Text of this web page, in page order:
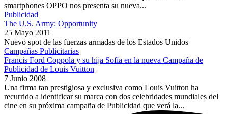
smartphones OPPO nos presenta su nueva...
Publicidad
The U.S. Army: Opportunity
25 Mayo 2011
Nuevo spot de las fuerzas armadas de los Estados Unidos
Campañas Publicitarias
Francis Ford Coppola y su hija Sofía en la nueva Campaña de
Publicidad de Louis Vuitton
7 Junio 2008
Una firma tan prestigiosa y exclusiva como Louis Vuitton ha
recurrido a identificar su marca con dos celebridades mundiales del
cine en su próxima campaña de Publicidad que verá la...